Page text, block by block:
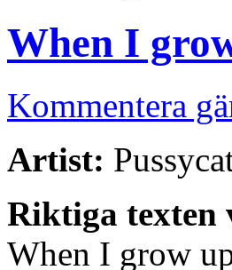
When I
Kommentera
Artist:
Riktiga texten
When I grow